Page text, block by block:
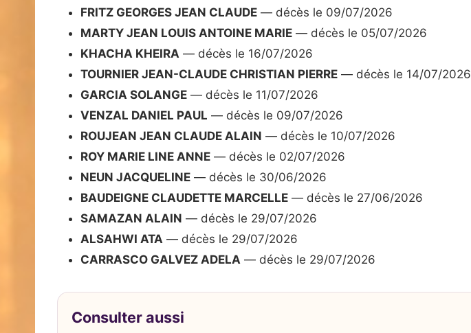
FRITZ GEORGES JEAN CLAUDE — décès le 09/07/2026
MARTY JEAN LOUIS ANTOINE MARIE — décès le 05/07/2026
KHACHA KHEIRA — décès le 16/07/2026
TOURNIER JEAN-CLAUDE CHRISTIAN PIERRE — décès le 14/07/2026
GARCIA SOLANGE — décès le 11/07/2026
VENZAL DANIEL PAUL — décès le 09/07/2026
ROUJEAN JEAN CLAUDE ALAIN — décès le 10/07/2026
ROY MARIE LINE ANNE — décès le 02/07/2026
NEUN JACQUELINE — décès le 30/06/2026
BAUDEIGNE CLAUDETTE MARCELLE — décès le 27/06/2026
SAMAZAN ALAIN — décès le 29/07/2026
ALSAHWI ATA — décès le 29/07/2026
CARRASCO GALVEZ ADELA — décès le 29/07/2026
Consulter aussi